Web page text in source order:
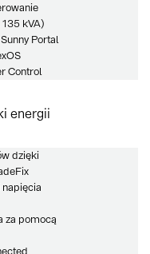
kVA)
Portal
Control
energii
dzięki
napięcia
za pomocą